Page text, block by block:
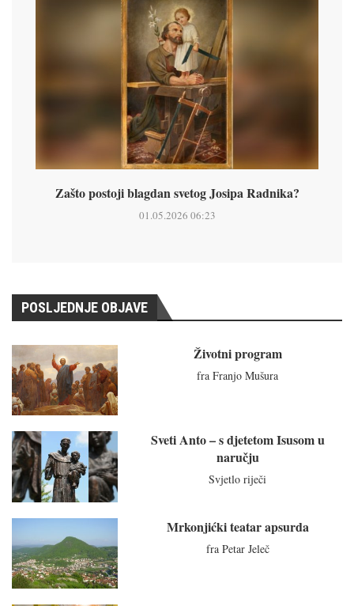
Zašto postoji blagdan svetog Josipa Radnika?
01.05.2026 06:23
POSLJEDNJE OBJAVE
Životni program
fra Franjo Mušura
Sveti Anto – s djetetom Isusom u
naručju
Svjetlo riječi
Mrkonjićki teatar apsurda
fra Petar Jeleč